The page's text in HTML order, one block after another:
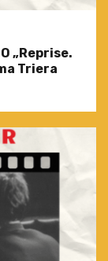
„Reprise.
Triera